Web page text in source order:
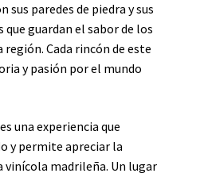
sus paredes de piedra y sus
guardan el sabor de los
región. Cada rincón de este
y pasión por el mundo
una experiencia que
y permite apreciar la
vinícola madrileña. Un lugar